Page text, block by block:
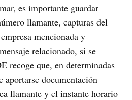
es importante guardar
llamante, capturas del
mencionada y
relacionado, si se
recoge que, en determinadas
aportarse documentación
llamante y el instante horario